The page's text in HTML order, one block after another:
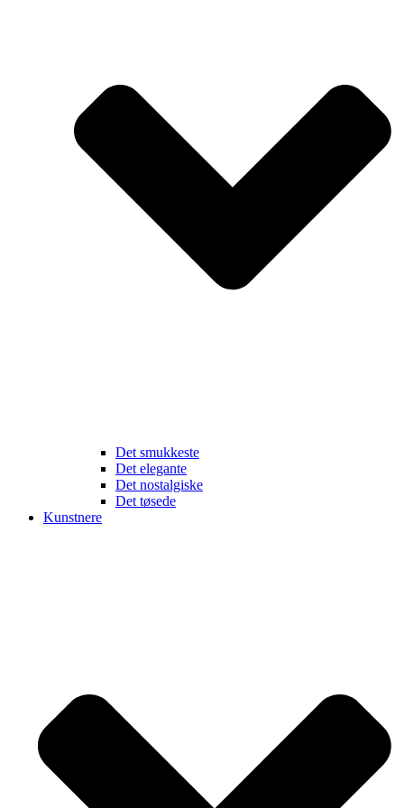
Det smukkeste
Det elegante
Det nostalgiske
Det tøsede
Kunstnere